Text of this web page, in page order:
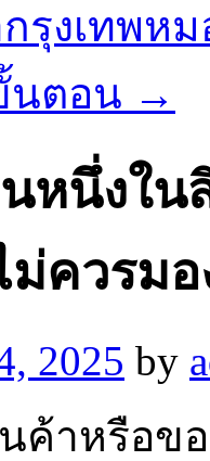
รุงเทพห
นตอน →
หนึ่งใ
ควรม
2025 by
ค้าหรือข